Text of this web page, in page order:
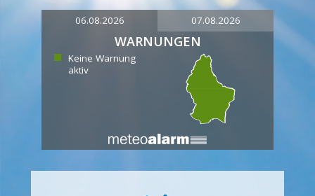
06.08.2026 07.08.2026
WARNUNGEN
Keine Warnung
aktiv